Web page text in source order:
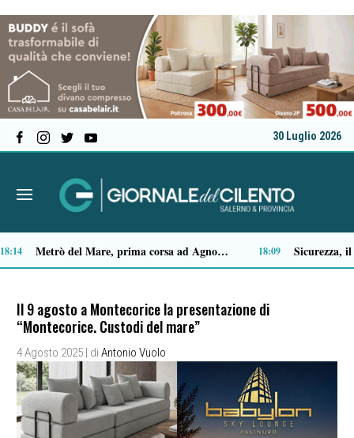
30 Luglio 2026
Capaccio Paestum spazio di legalità: oltre 43 ettari di beni confiscati destinati a progetti sociali 14:14
Il 9 agosto a Montecorice la presentazione di
“Montecorice. Custodi del mare”
4 Agosto 2025 | di Antonio Vuolo